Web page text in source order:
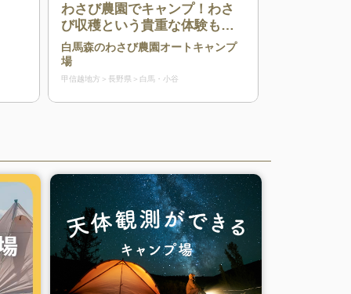
わさび農園でキャンプ！わさ
び収穫という貴重な体験もで
きるキャンプ場
白馬森のわさび農園オートキャンプ
場
甲信越地方 長野県 白馬・小谷